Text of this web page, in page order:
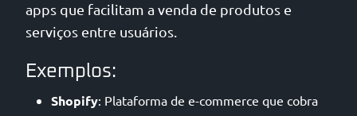
apps que facilitam a venda de produtos e
serviços entre usuários.
Exemplos:
Shopify: Plataforma de e-commerce que cobra